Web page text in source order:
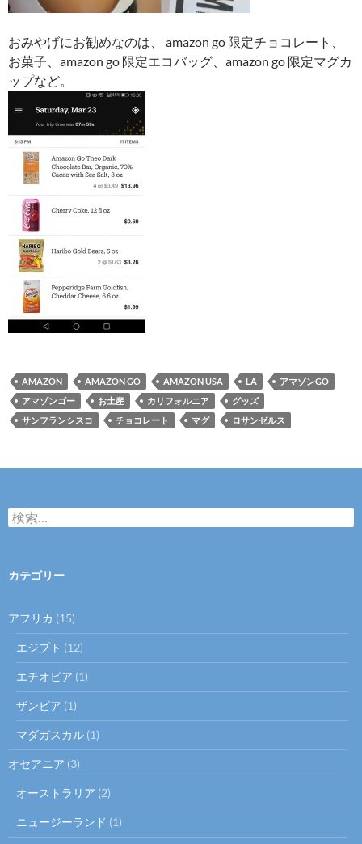
おみやげにお勧めなのは、 amazon go 限定チョコレート、
お菓子、amazon go 限定エコバッグ、amazon go 限定マグカ
ップなど。
AMAZON AMAZON GO AMAZON USA LA
アマゾンGO
アマゾンゴー
お土産 カリフォルニア
グッズ
サンフランシスコ
チョコレート マグ ロサンゼルス
検
索:
カテゴリー
アフリカ (15)
エジプト (12)
エチオピア (1)
ザンビア (1)
マダガスカル (1)
オセアニア (3)
オーストラリア (2)
ニュージーランド (1)